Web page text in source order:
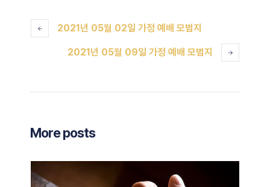
2021년 05월 02일 가정 예배 모범지
2021년 05월 09일 가정 예배 모범지
More posts